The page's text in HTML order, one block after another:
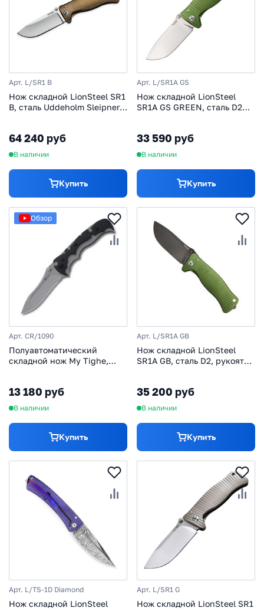
Арт. L/SR1 B
Нож складной LionSteel SR1
B, сталь Uddeholm Sleipner,
64 240 руб
В наличии
Купить
Арт. L/SR1A GS
Нож складной LionSteel
SR1A GS GREEN, сталь D2
33 590 руб
В наличии
Купить
Обзор
Арт. CR/1090
Полуавтоматический
складной нож My Tighe,
сталь/термопластик
13 180 руб
В наличии
Купить
Арт. L/SR1A GB
Нож складной LionSteel
SR1A GB, сталь D2, рукоять
35 200 руб
В наличии
Купить
Арт. L/TS-1D Diamond
Нож складной LionSteel
Арт. L/SR1 G
Нож складной LionSteel SR1